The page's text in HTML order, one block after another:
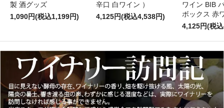
製 酒グッズ
1,090円(税込1,199円)
辛口 白ワイン ）
4,125円(税込4,538円)
ワイン BIB
ボックス 赤
4,125円(税